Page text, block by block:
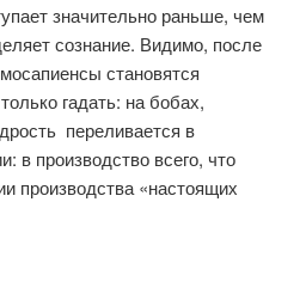
значительно раньше, чем
сознание. Видимо, после
становятся
гадать: на бобах,
переливается в
в производство всего, что
производства «настоящих